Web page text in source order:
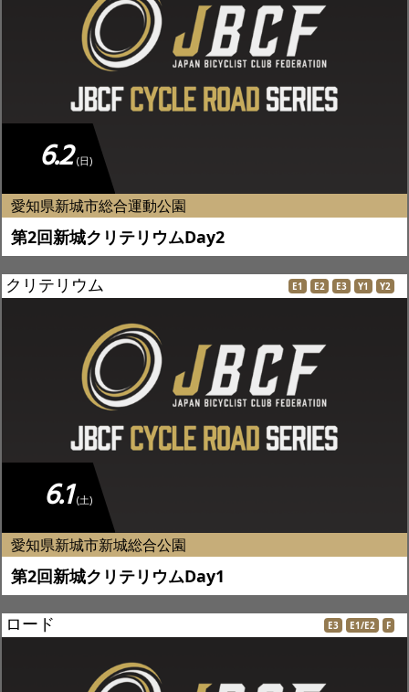
6.2 (日)
愛知県新城市総合運動公園
第2回新城クリテリウムDay2
クリテリウム E1 E2 E3 Y1 Y2
6.1 (土)
愛知県新城市新城総合公園
第2回新城クリテリウムDay1
ロード E3 E1/E2 F